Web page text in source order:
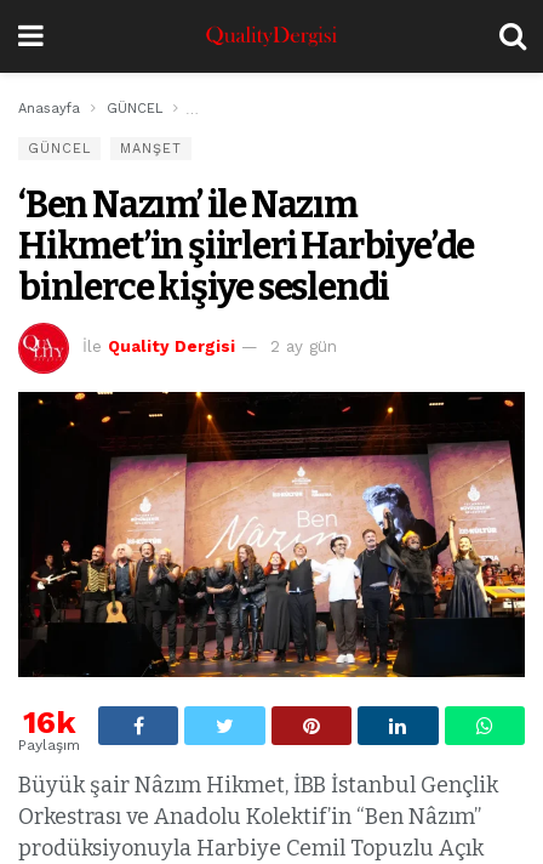
Anasayfa GÜNCEL
GÜNCEL MANŞET
‘Ben Nazım’ ile Nazım
Hikmet’in şiirleri Harbiye’de
binlerce kişiye seslendi
İle Quality Dergisi 2 ay gün
16k
Paylaşım
Büyük şair Nâzım Hikmet, İBB İstanbul Gençlik
Orkestrası ve Anadolu Kolektif’in “Ben Nâzım”
prodüksiyonuyla Harbiye Cemil Topuzlu Açık